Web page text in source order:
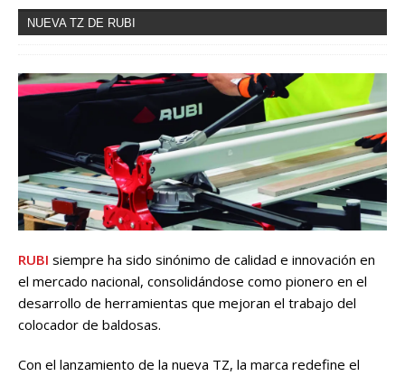
NUEVA TZ DE RUBI
RUBI siempre ha sido sinónimo de calidad e innovación en
el mercado nacional, consolidándose como pionero en el
desarrollo de herramientas que mejoran el trabajo del
colocador de baldosas.
Con el lanzamiento de la nueva TZ, la marca redefine el